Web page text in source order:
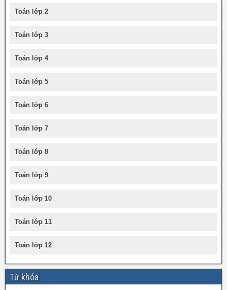
Toán lớp 2
Toán lớp 3
Toán lớp 4
Toán lớp 5
Toán lớp 6
Toán lớp 7
Toán lớp 8
Toán lớp 9
Toán lớp 10
Toán lớp 11
Toán lớp 12
Từ khóa